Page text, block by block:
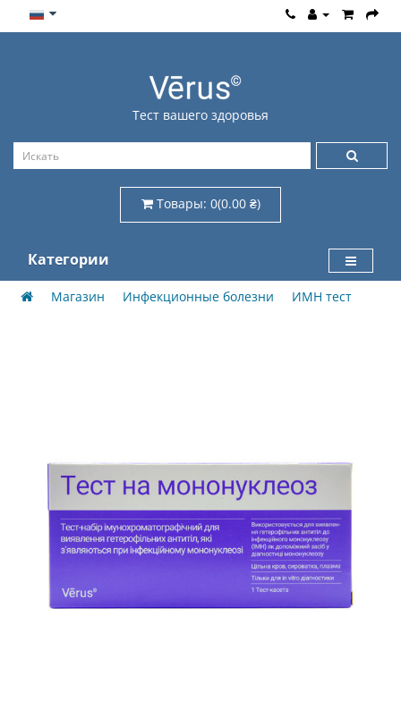
Тест вашего здоровья
Товары: 0(0.00 ₴)
Категории
Магазин Инфекционные болезни ИМН тест